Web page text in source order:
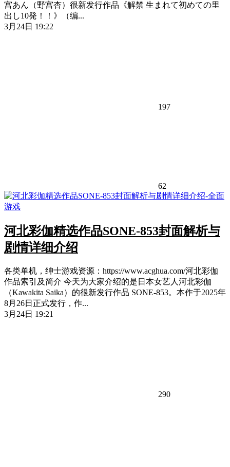
宫あん（野宫杏）很新发行作品《解禁 生まれて初めての里
出し10発！！》（编...
3月24日 19:22
197
62
河北彩伽精选作品SONE-853封面解析与
剧情详细介绍
各类单机，绅士游戏资源：https://www.acghua.com/河北彩伽
作品索引及简介 今天为大家介绍的是日本女艺人河北彩伽
（Kawakita Saika）的很新发行作品 SONE-853。本作于2025年
8月26日正式发行，作...
3月24日 19:21
290